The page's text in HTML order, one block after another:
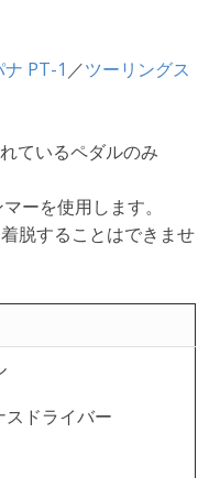
PT-1 ／ツーリングス
ているペダルのみ
ーを使用します。
脱することはできませ
ドライバー